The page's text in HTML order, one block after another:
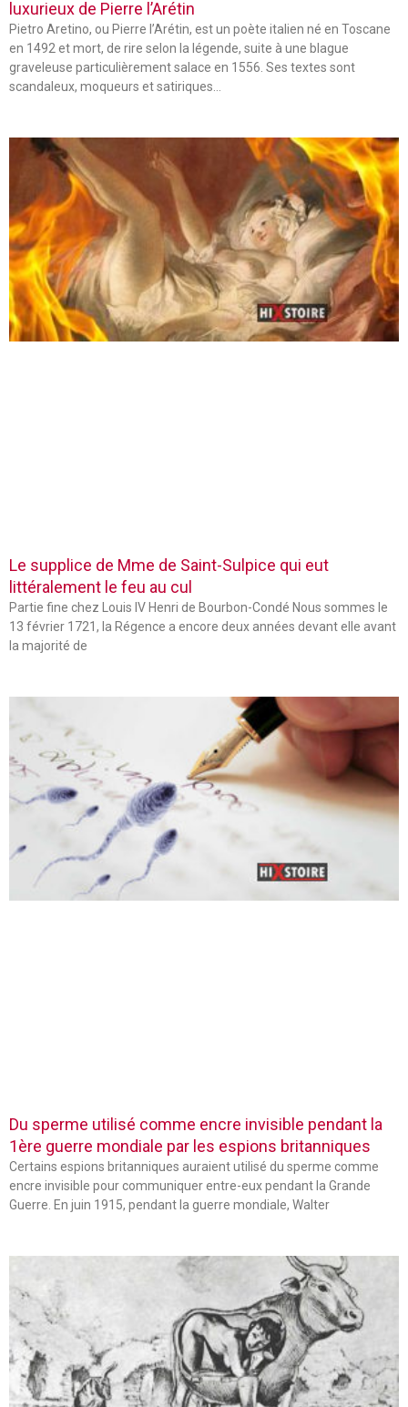
luxurieux de Pierre l’Arétin
Pietro Aretino, ou Pierre l’Arétin, est un poète italien né en Toscane
en 1492 et mort, de rire selon la légende, suite à une blague
graveleuse particulièrement salace en 1556. Ses textes sont
scandaleux, moqueurs et satiriques…
Le supplice de Mme de Saint-Sulpice qui eut
littéralement le feu au cul
Partie fine chez Louis IV Henri de Bourbon-Condé Nous sommes le
13 février 1721, la Régence a encore deux années devant elle avant
la majorité de
Du sperme utilisé comme encre invisible pendant la
1ère guerre mondiale par les espions britanniques
Certains espions britanniques auraient utilisé du sperme comme
encre invisible pour communiquer entre-eux pendant la Grande
Guerre. En juin 1915, pendant la guerre mondiale, Walter